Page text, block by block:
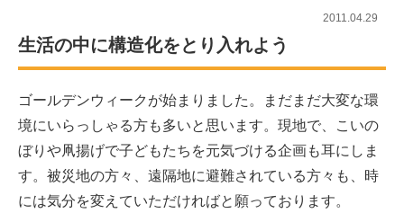
2011.04.29
生活の中に構造化をとり入れよう
ゴールデンウィークが始まりました。まだまだ大変な環
境にいらっしゃる方も多いと思います。現地で、こいの
ぼりや凧揚げで子どもたちを元気づける企画も耳にしま
す。被災地の方々、遠隔地に避難されている方々も、時
には気分を変えていただければと願っております。